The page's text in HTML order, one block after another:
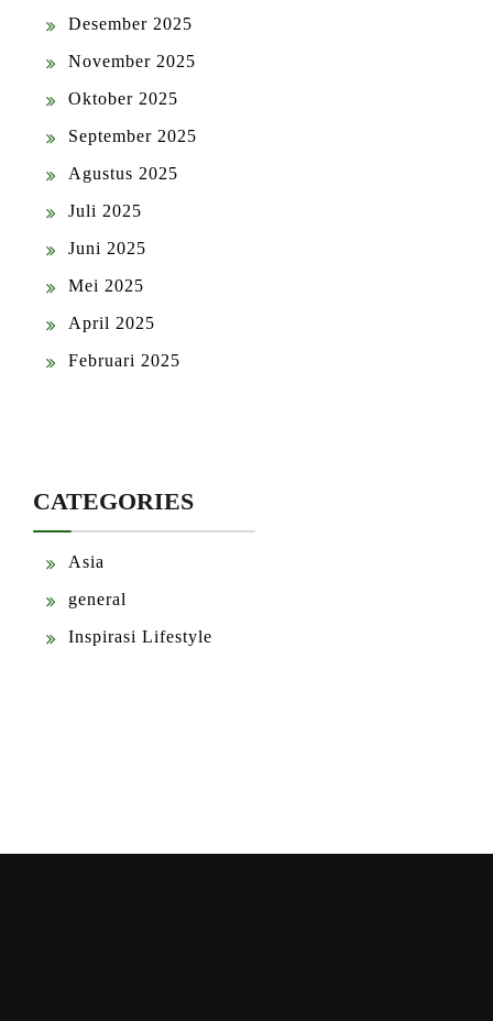
Desember 2025
November 2025
Oktober 2025
September 2025
Agustus 2025
Juli 2025
Juni 2025
Mei 2025
April 2025
Februari 2025
CATEGORIES
Asia
general
Inspirasi Lifestyle